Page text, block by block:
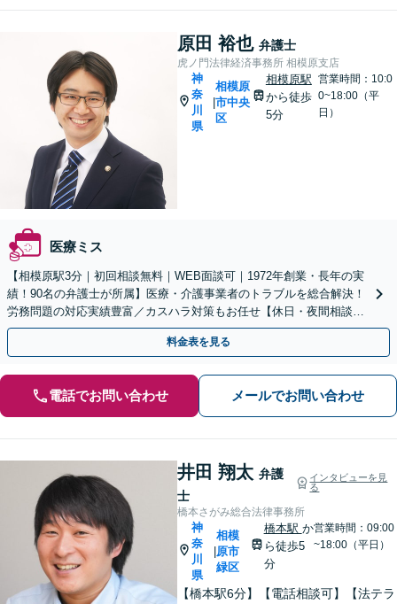
原田 裕也 弁護士
虎ノ門法律経済事務所 相模原支店
神
奈
川
県
相模原
市中央
区
相模原駅
から徒歩
5分
営業時間：10:0
0~18:00（平
日）
医療ミス
【相模原駅3分｜初回相談無料｜WEB面談可｜1972年創業・長年の実
績！90名の弁護士が所属】医療・介護事業者のトラブルを総合解決！
労務問題の対応実績豊富／カスハラ対策もお任せ【休日・夜間相談可
／忙しい方にも安心の柔軟なサポート体制】
料金表を見る
電話でお問い合わせ メールでお問い合わせ
井田 翔太 弁護
士
インタビューを見
る
橋本さがみ総合法律事務所
神
奈
川
県
相模
原市
緑区
橋本駅 か
ら徒歩5
分
営業時間：09:00
~18:00（平日）
【橋本駅6分】【電話相談可】【法テラ